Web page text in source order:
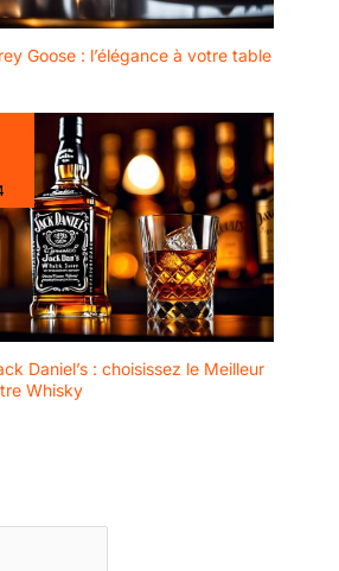
Goose : l’élégance à votre table
Daniel’s : choisissez le Meilleur
Whisky